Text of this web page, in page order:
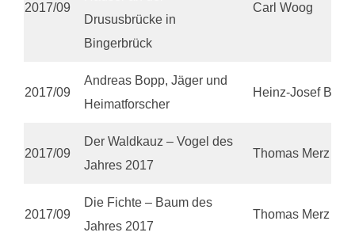
2017/09
Drususbrücke in
Bingerbrück
Carl Woog
2017/09
Andreas Bopp, Jäger und
Heimatforscher
Heinz-Josef Bell
2017/09
Der Waldkauz – Vogel des
Jahres 2017
Thomas Merz
2017/09
Die Fichte – Baum des
Jahres 2017
Thomas Merz